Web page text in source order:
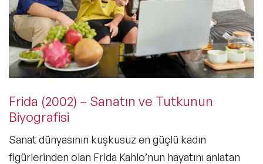
Frida (2002) – Sanatın ve Tutkunun
Biyografisi
Sanat dünyasının kuşkusuz en güçlü kadın
figürlerinden olan Frida Kahlo’nun hayatını anlatan